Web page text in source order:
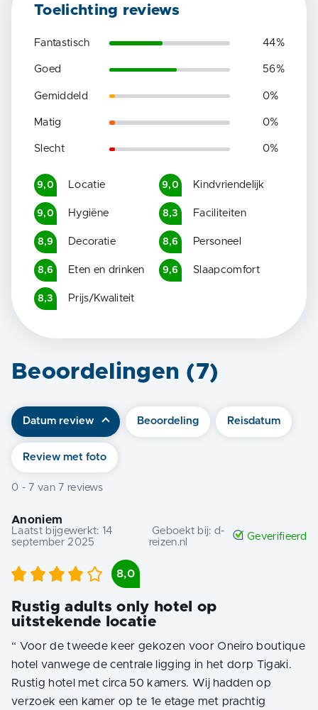
Toelichting reviews
Fantastisch 44%
Goed 56%
Gemiddeld 0%
Matig 0%
Slecht 0%
9,0 Locatie 9,0 Kindvriendelijk
9,0 Hygiëne 8,3 Faciliteiten
8,9 Decoratie 8,6 Personeel
8,6 Eten en drinken 9,6 Slaapcomfort
8,3 Prijs/Kwaliteit
Beoordelingen (7)
Datum review Beoordeling Reisdatum
Review met foto
0 - 7 van 7 reviews
Anoniem
Laatst bijgewerkt: 14
september 2025
Geboekt bij:d-
reizen.nl
Geverifieerd
8,0
Rustig adults only hotel op
uitstekende locatie
“ Voor de tweede keer gekozen voor Oneiro boutique
hotel vanwege de centrale ligging in het dorp Tigaki.
Rustig hotel met circa 50 kamers. Wij hadden op
verzoek een kamer op te 1e etage met prachtig